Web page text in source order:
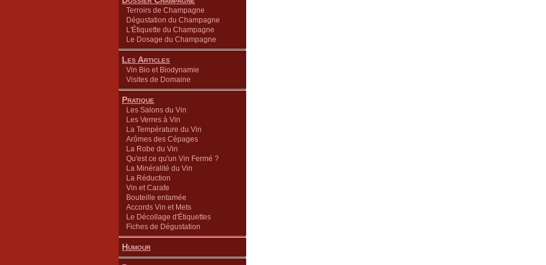
Terroirs de Champagne
Dégustation du Champagne
L'Étiquette du Champagne
Le Dosage du Champagne
Les Articles
Vin Bio et Biodynamie
Visites de Domaine
Pratique
Les Salons du Vin
Les Verres à Vin
La Température du Vin
Arômes des Cépages
La Robe du Vin
Qu'est ce qu'un Vin Fermé ?
La Minéralité du Vin
La Réduction
Vin et Carafe
Bouteille entamée
Accords Vin et Mets
Le Décollage d'Étiquettes
Fiches de Dégustation
Humour